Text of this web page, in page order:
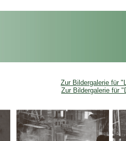
Zur Bildergalerie für
Zur Bildergalerie für